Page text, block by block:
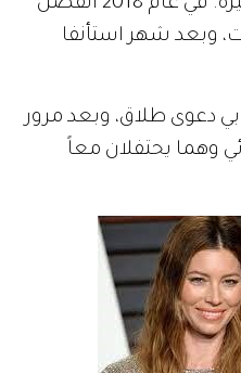
التي جعلت متابعيهما في حيرة. في عام 2018 انفصل
وبعد شهر استأنفا
كاردي بي دعوى طلاق، وبعد مرور
وهما يحتفلان معاً